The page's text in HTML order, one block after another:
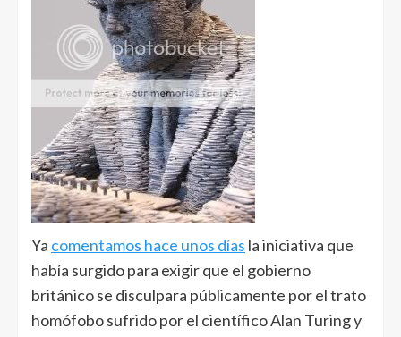
Ya comentamos hace unos días la iniciativa que
había surgido para exigir que el gobierno
británico se disculpara públicamente por el trato
homófobo sufrido por el científico Alan Turing y